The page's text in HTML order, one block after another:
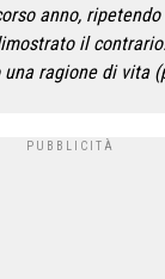
anno,
il
ragione di vita